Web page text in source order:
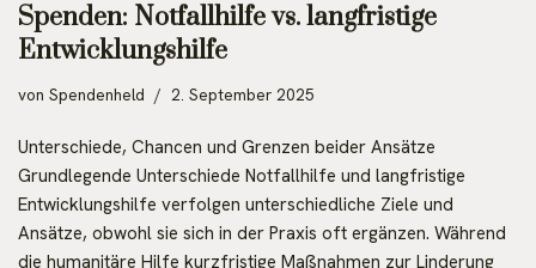
Spenden: Notfallhilfe vs. langfristige
Entwicklungshilfe
von Spendenheld 2. September 2025
Unterschiede, Chancen und Grenzen beider Ansätze
Grundlegende Unterschiede Notfallhilfe und langfristige
Entwicklungshilfe verfolgen unterschiedliche Ziele und
Ansätze, obwohl sie sich in der Praxis oft ergänzen. Während
die humanitäre Hilfe kurzfristige Maßnahmen zur Linderung